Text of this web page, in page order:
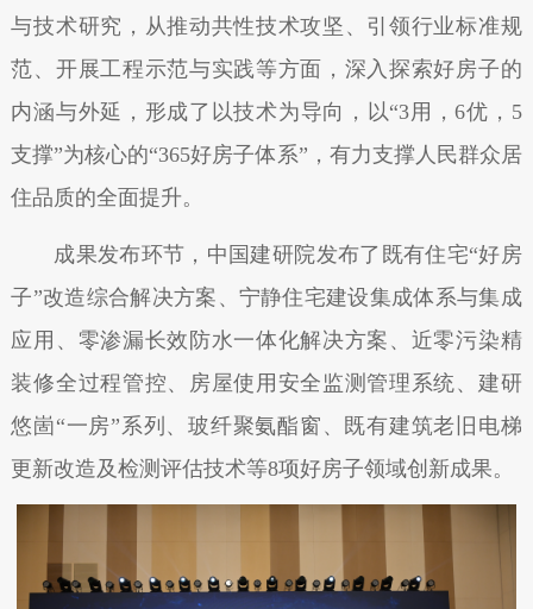
与技术研究，从推动共性技术攻坚、引领行业标准规
范、开展工程示范与实践等方面，深入探索好房子的
内涵与外延，形成了以技术为导向，以“3用，6优，5
支撑”为核心的“365好房子体系”，有力支撑人民群众居
住品质的全面提升。
成果发布环节，中国建研院发布了既有住宅“好房
子”改造综合解决方案、宁静住宅建设集成体系与集成
应用、零渗漏长效防水一体化解决方案、近零污染精
装修全过程管控、房屋使用安全监测管理系统、建研
悠崮“一房”系列、玻纤聚氨酯窗、既有建筑老旧电梯
更新改造及检测评估技术等8项好房子领域创新成果。